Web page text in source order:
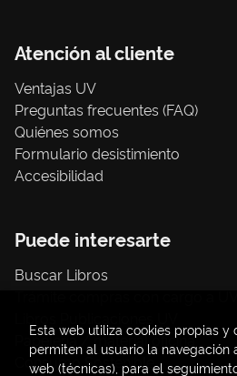
Atención al cliente
Ventajas UV
Preguntas frecuentes (FAQ)
Quiénes somos
Formulario desistimiento
Accesibilidad
Puede interesarte
Buscar Libros
Papelería / material oficina
Consumo Sostenible
Esta web utiliza cookies propias y
permiten al usuario la navegación
web (técnicas), para el